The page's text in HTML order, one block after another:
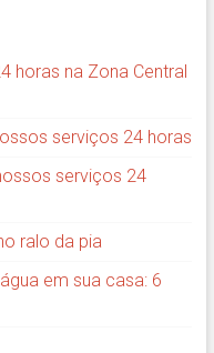
horas na Zona Central
serviços 24 horas
serviços 24
ralo da pia
em sua casa: 6